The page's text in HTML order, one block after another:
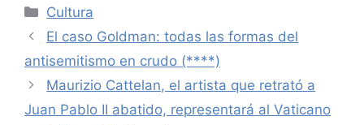
Categories
Cultura
El caso Goldman: todas las formas del
antisemitismo en crudo (****)
Maurizio Cattelan, el artista que retrató a
Juan Pablo II abatido, representará al Vaticano